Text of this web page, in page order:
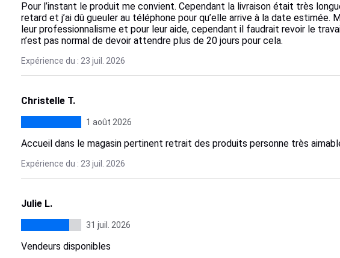
Pour l’instant le produit me convient. Cependant la livraison était très
retard et j’ai dû gueuler au téléphone pour qu’elle arrive à la date estimée.
leur professionnalisme et pour leur aide, cependant il faudrait revoir le
n’est pas normal de devoir attendre plus de 20 jours pour cela.
Expérience du : 23 juil. 2026
Christelle T.
1 août 2026
Accueil dans le magasin pertinent retrait des produits personne très
Expérience du : 23 juil. 2026
Julie L.
31 juil. 2026
Vendeurs disponibles